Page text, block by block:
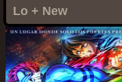
Lo + New